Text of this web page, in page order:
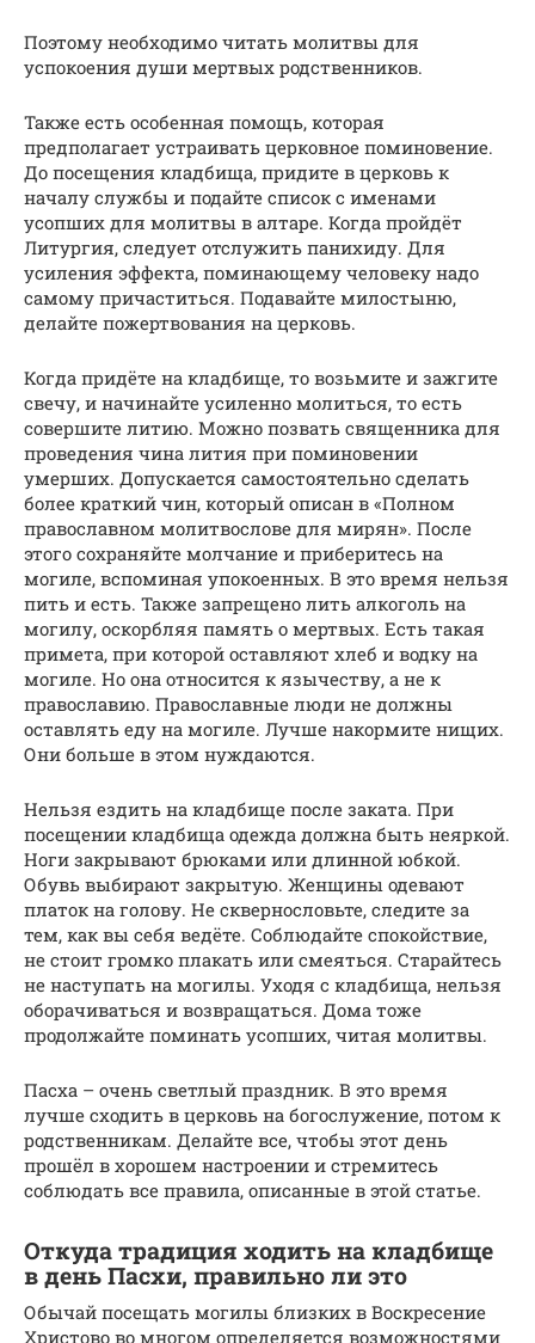
Поэтому необходимо читать молитвы для
успокоения души мертвых родственников.
Также есть особенная помощь, которая
предполагает устраивать церковное поминовение.
До посещения кладбища, придите в церковь к
началу службы и подайте список с именами
усопших для молитвы в алтаре. Когда пройдёт
Литургия, следует отслужить панихиду. Для
усиления эффекта, поминающему человеку надо
самому причаститься. Подавайте милостыню,
делайте пожертвования на церковь.
Когда придёте на кладбище, то возьмите и зажгите
свечу, и начинайте усиленно молиться, то есть
совершите литию. Можно позвать священника для
проведения чина лития при поминовении
умерших. Допускается самостоятельно сделать
более краткий чин, который описан в «Полном
православном молитвослове для мирян». После
этого сохраняйте молчание и приберитесь на
могиле, вспоминая упокоенных. В это время нельзя
пить и есть. Также запрещено лить алкоголь на
могилу, оскорбляя память о мертвых. Есть такая
примета, при которой оставляют хлеб и водку на
могиле. Но она относится к язычеству, а не к
православию. Православные люди не должны
оставлять еду на могиле. Лучше накормите нищих.
Они больше в этом нуждаются.
Нельзя ездить на кладбище после заката. При
посещении кладбища одежда должна быть неяркой.
Ноги закрывают брюками или длинной юбкой.
Обувь выбирают закрытую. Женщины одевают
платок на голову. Не сквернословьте, следите за
тем, как вы себя ведёте. Соблюдайте спокойствие,
не стоит громко плакать или смеяться. Старайтесь
не наступать на могилы. Уходя с кладбища, нельзя
оборачиваться и возвращаться. Дома тоже
продолжайте поминать усопших, читая молитвы.
Пасха – очень светлый праздник. В это время
лучше сходить в церковь на богослужение, потом к
родственникам. Делайте все, чтобы этот день
прошёл в хорошем настроении и стремитесь
соблюдать все правила, описанные в этой статье.
Откуда традиция ходить на кладбище
в день Пасхи, правильно ли это
Обычай посещать могилы близких в Воскресение
Христово во многом определяется возможностями